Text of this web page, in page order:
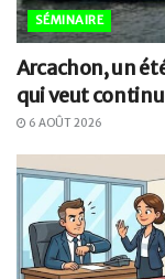
SÉMINAIRE
Arcachon, un
qui veut
6 AOÛT 2026